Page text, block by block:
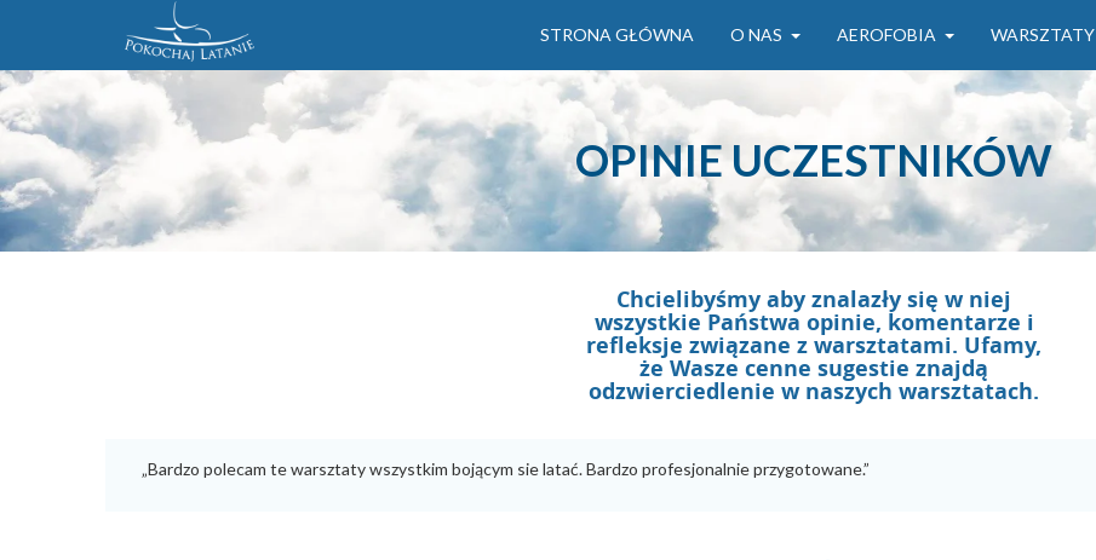
STRONA GŁÓWNA O NAS AEROFOBIA WARSZTATY
OPINIE UCZESTNIKÓW
Chcielibyśmy aby znalazły się w niej
wszystkie Państwa opinie, komentarze i
refleksje związane z warsztatami. Ufamy,
że Wasze cenne sugestie znajdą
odzwierciedlenie w naszych warsztatach.
„Bardzo polecam te warsztaty wszystkim bojącym sie latać. Bardzo profesjonalnie przygotowane.”